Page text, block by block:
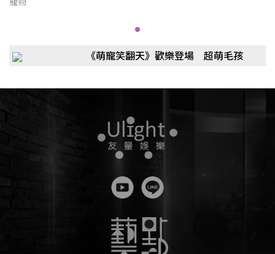
《萌寵笑翻天》歡樂登場 超萌毛孩